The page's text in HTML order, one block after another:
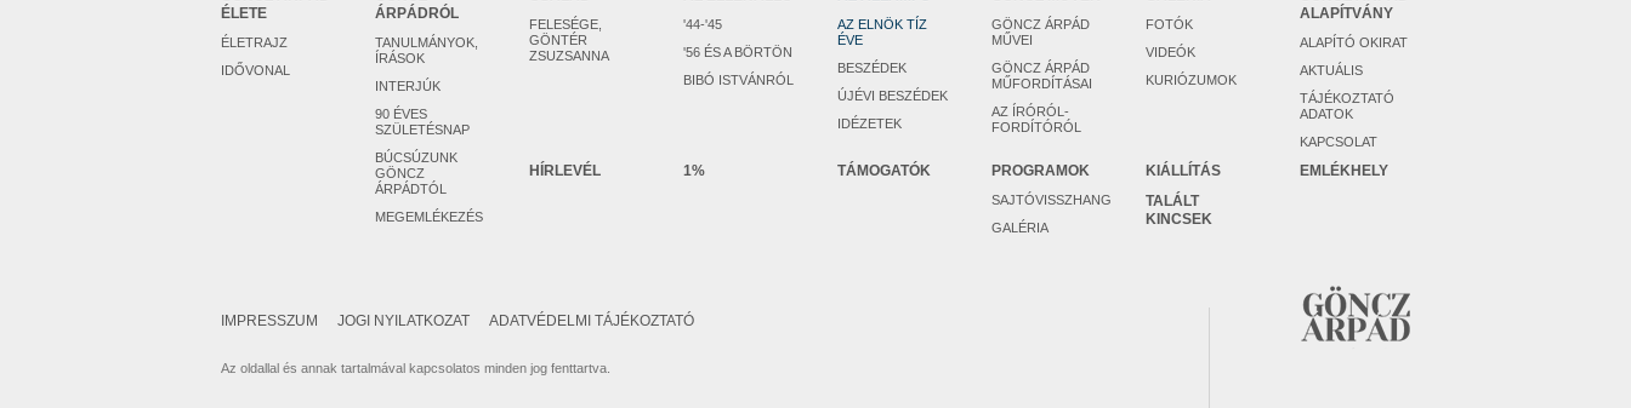
ÉLETE
ÉLETRAJZ
IDŐVONAL
ÁRPÁDRÓL
TANULMÁNYOK,
ÍRÁSOK
INTERJÚK
90 ÉVES
SZÜLETÉSNAP
BÚCSÚZUNK
GÖNCZ
ÁRPÁDTÓL
MEGEMLÉKEZÉS
FELESÉGE,
GÖNTÉR
ZSUZSANNA
'44-'45
'56 ÉS A BÖRTÖN
BIBÓ ISTVÁNRÓL
AZ ELNÖK TÍZ
ÉVE
BESZÉDEK
ÚJÉVI BESZÉDEK
IDÉZETEK
GÖNCZ ÁRPÁD
MŰVEI
GÖNCZ ÁRPÁD
MŰFORDÍTÁSAI
AZ ÍRÓRÓL-
FORDÍTÓRÓL
FOTÓK
VIDEÓK
KURIÓZUMOK
ALAPÍTVÁNY
ALAPÍTÓ OKIRAT
AKTUÁLIS
TÁJÉKOZTATÓ
ADATOK
KAPCSOLAT
HÍRLEVÉL 1% TÁMOGATÓK PROGRAMOK
SAJTÓVISSZHANG
GALÉRIA
KIÁLLÍTÁS
EMLÉKHELY
TALÁLT
KINCSEK
IMPRESSZUM JOGI NYILATKOZAT ADATVÉDELMI TÁJÉKOZTATÓ
Az oldallal és annak tartalmával kapcsolatos minden jog fenttartva.